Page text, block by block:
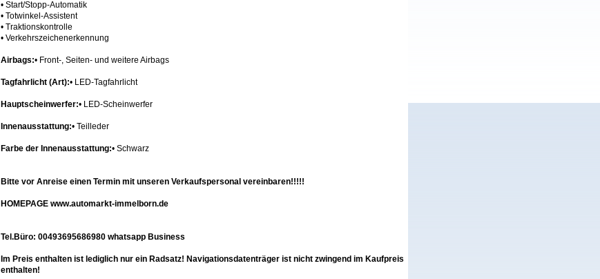
• Start/Stopp-Automatik
• Totwinkel-Assistent
• Traktionskontrolle
• Verkehrszeichenerkennung
Airbags:• Front-, Seiten- und weitere Airbags
Tagfahrlicht (Art):• LED-Tagfahrlicht
Hauptscheinwerfer:• LED-Scheinwerfer
Innenausstattung:• Teilleder
Farbe der Innenausstattung:• Schwarz
Bitte vor Anreise einen Termin mit unseren Verkaufspersonal vereinbaren!!!!!
HOMEPAGE www.automarkt-immelborn.de
Tel.Büro: 00493695686980 whatsapp Business
Im Preis enthalten ist lediglich nur ein Radsatz! Navigationsdatenträger ist nicht zwingend im Kaufpreis
enthalten!